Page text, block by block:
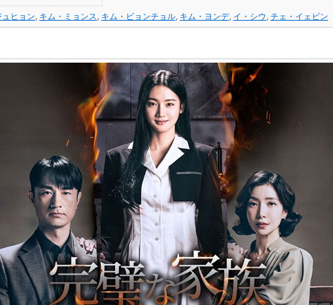
ヒョン, キム・ミョンス, キム・ビョンチョル, キム・ヨンデ, イ・シウ, チェ・イェビン